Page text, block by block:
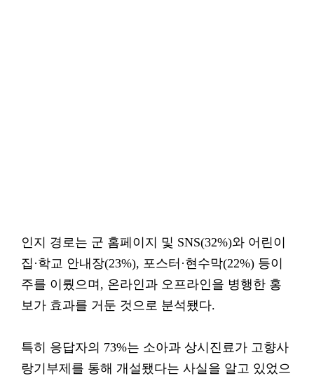
인지 경로는 군 홈페이지 및 SNS(32%)와 어린이
집·학교 안내장(23%), 포스터·현수막(22%) 등이
주를 이뤘으며, 온라인과 오프라인을 병행한 홍
보가 효과를 거둔 것으로 분석됐다.
특히 응답자의 73%는 소아과 상시진료가 고향사
랑기부제를 통해 개설됐다는 사실을 알고 있었으